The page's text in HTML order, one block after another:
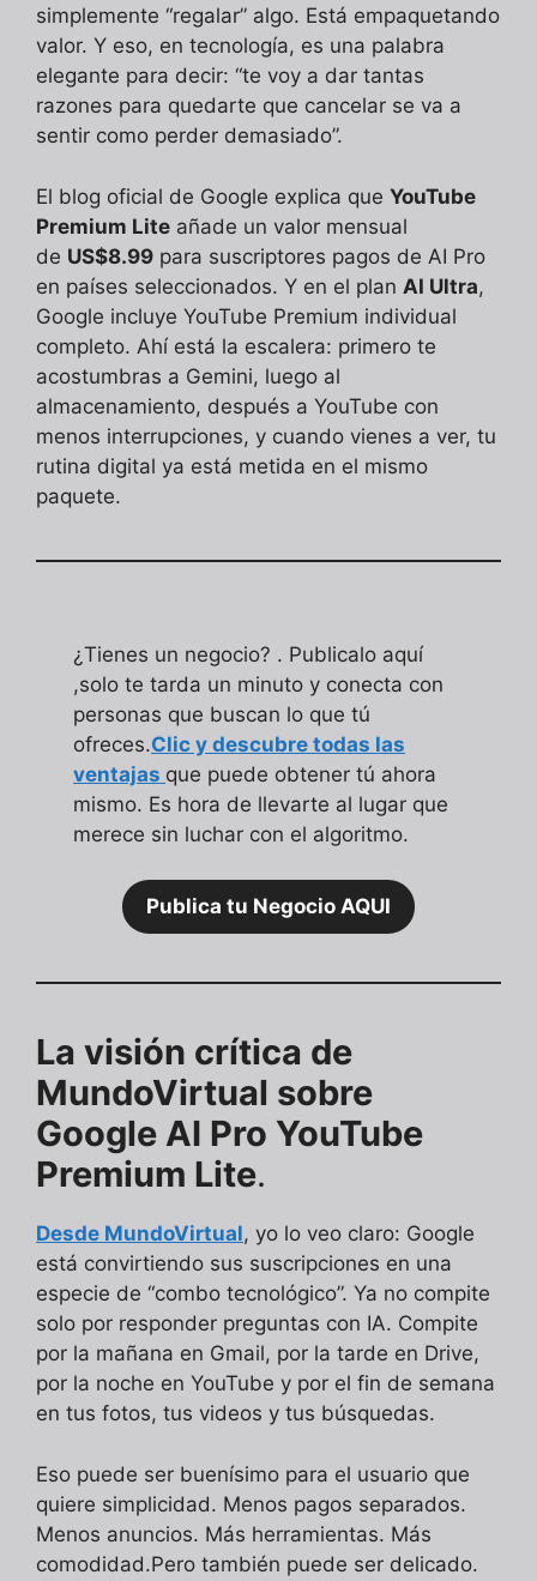
simplemente “regalar” algo. Está empaquetando
valor. Y eso, en tecnología, es una palabra
elegante para decir: “te voy a dar tantas
razones para quedarte que cancelar se va a
sentir como perder demasiado”.
El blog oficial de Google explica que YouTube
Premium Lite añade un valor mensual
de US$8.99 para suscriptores pagos de AI Pro
en países seleccionados. Y en el plan AI Ultra,
Google incluye YouTube Premium individual
completo. Ahí está la escalera: primero te
acostumbras a Gemini, luego al
almacenamiento, después a YouTube con
menos interrupciones, y cuando vienes a ver, tu
rutina digital ya está metida en el mismo
paquete.
¿Tienes un negocio? . Publicalo aquí
,solo te tarda un minuto y conecta con
personas que buscan lo que tú
ofreces.Clic y descubre todas las
ventajas que puede obtener tú ahora
mismo. Es hora de llevarte al lugar que
merece sin luchar con el algoritmo.
Publica tu Negocio AQUI
La visión crítica de
MundoVirtual sobre
Google AI Pro YouTube
Premium Lite.
Desde MundoVirtual, yo lo veo claro: Google
está convirtiendo sus suscripciones en una
especie de “combo tecnológico”. Ya no compite
solo por responder preguntas con IA. Compite
por la mañana en Gmail, por la tarde en Drive,
por la noche en YouTube y por el fin de semana
en tus fotos, tus videos y tus búsquedas.
Eso puede ser buenísimo para el usuario que
quiere simplicidad. Menos pagos separados.
Menos anuncios. Más herramientas. Más
comodidad.Pero también puede ser delicado.